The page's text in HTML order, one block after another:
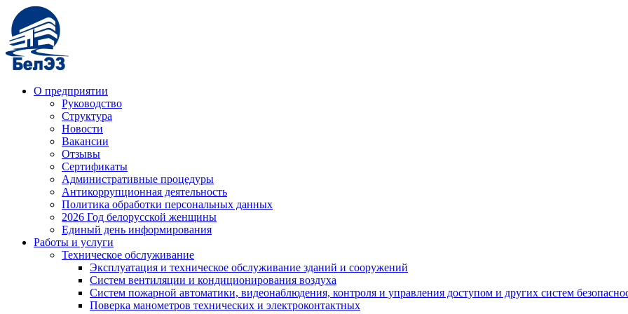
О предприятии
Руководство
Структура
Новости
Вакансии
Отзывы
Сертификаты
Административные процедуры
Антикоррупционная деятельность
Политика обработки персональных данных
2026 Год белорусской женщины
Единый день информирования
Работы и услуги
Техническое обслуживание
Эксплуатация и техническое обслуживание зданий и сооружений
Систем вентиляции и кондиционирования воздуха
Систем пожарной автоматики, видеонаблюдения, контроля и управления доступом и других систем
Поверка манометров технических и электроконтактных